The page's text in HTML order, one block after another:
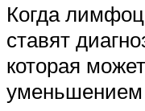
Когда
ставят
которая
уменьшением